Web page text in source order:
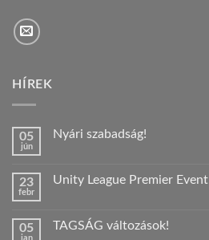
HÍREK
05
jún
Nyári szabadság!
Nyári
23
febr
Unity League Premier Event
Unity
05
jan
TAGSÁG változások!